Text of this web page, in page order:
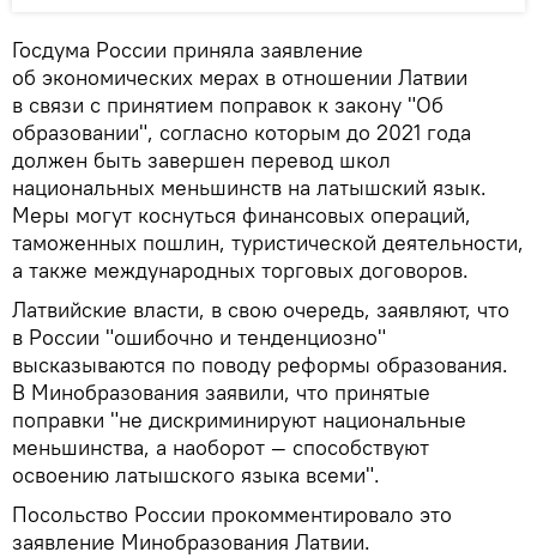
Госдума России приняла заявление
об экономических мерах в отношении Латвии
в связи с принятием поправок к закону "Об
образовании", согласно которым до 2021 года
должен быть завершен перевод школ
национальных меньшинств на латышский язык.
Меры могут коснуться финансовых операций,
таможенных пошлин, туристической деятельности,
а также международных торговых договоров.
Латвийские власти, в свою очередь, заявляют, что
в России "ошибочно и тенденциозно"
высказываются по поводу реформы образования.
В Минобразования заявили, что принятые
поправки "не дискриминируют национальные
меньшинства, а наоборот — способствуют
освоению латышского языка всеми".
Посольство России прокомментировало это
заявление Минобразования Латвии.